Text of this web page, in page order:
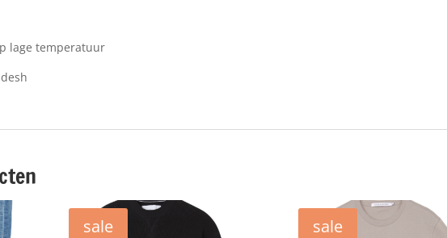
lage temperatuur
sale sale